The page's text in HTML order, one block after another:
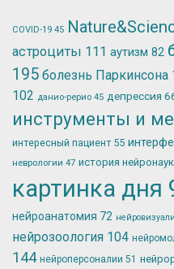
COVID-19 45
астроциты 111 аутизм 82
195 болезнь Паркинсона
102 данио-рерио 45 депрессия
инструменты и
интересный пациент 55
неврологии 47 история нейронаук
картинка дня
нейроанатомия 72
нейрозоология 104
144 нейроперсоналии 51